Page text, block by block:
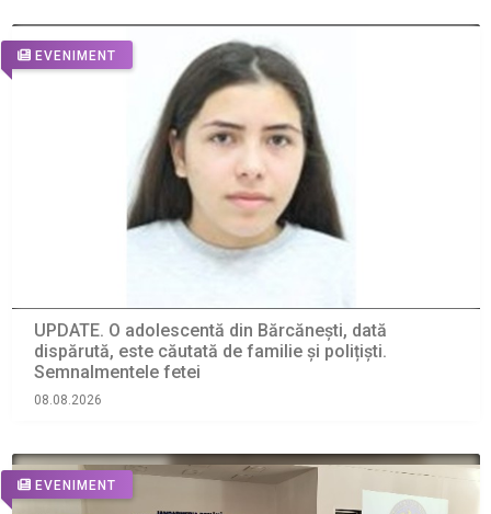
EVENIMENT
UPDATE. O adolescentă din Bărcănești, dată
dispărută, este căutată de familie și polițiști.
Semnalmentele fetei
08.08.2026
EVENIMENT